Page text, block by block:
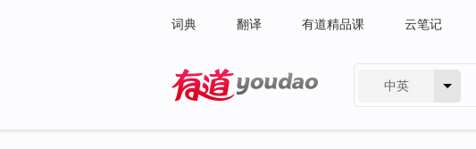
词典 翻译 有道精品课 云笔记
中英